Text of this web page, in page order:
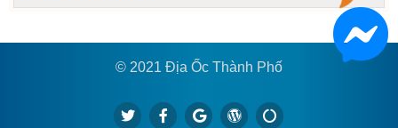
© 2021 Địa Ốc Thành Phố